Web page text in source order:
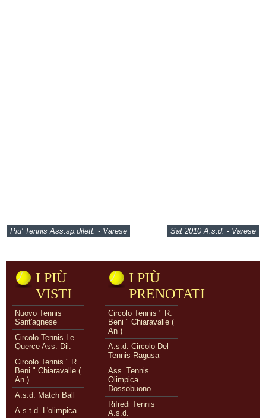
Piu' Tennis Ass.sp.dilett. - Varese Sat 2010 A.s.d. - Varese
I PIÙ
VISTI
Nuovo Tennis
Sant'agnese
Circolo Tennis Le
Querce Ass. Dil.
Circolo Tennis " R.
Beni " Chiaravalle (
An )
A.s.d. Match Ball
A.s.t.d. L'olimpica
I PIÙ
PRENOTATI
Circolo Tennis " R.
Beni " Chiaravalle (
An )
A.s.d. Circolo Del
Tennis Ragusa
Ass. Tennis
Olimpica
Dossobuono
Rifredi Tennis
A.s.d.